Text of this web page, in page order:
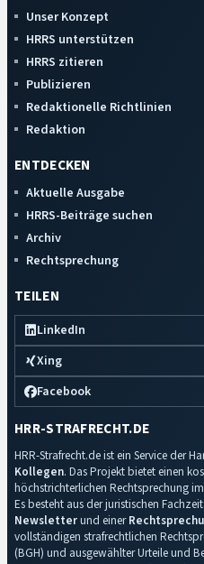
Unser Konzept
HRRS unterstützen
HRRS zitieren
Publizieren
Redaktionelle Richtlinien
Redaktion
ENTDECKEN
Aktuelle Ausgabe
HRRS-Beiträge suchen
Archiv
Rechtsprechung
TEILEN
LinkedIn
Xing
Facebook
HRR-STRAFRECHT.DE
HRR-Strafrecht.de ist ein Service der
Kollegen. Das Projekt bietet einen
höchstrichterlichen Rechtsprechung
Es besteht aus der juristischen
Newsletterund einer
vollständigen strafrechtlichen
(BGH) und ausgewählter Urteile und